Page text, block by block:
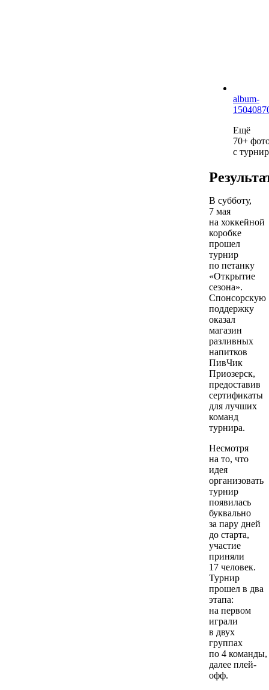
album-
Ещё
70+
с
В субботу,
7 мая
на хоккейной
коробке
прошел
турнир
по петанку
«Открытие
сезона».
Спонсорскую
поддержку
оказал
магазин
разливных
напитков
ПивЧик
Приозерск,
предоставив
сертификаты
для лучших
команд
турнира.
Несмотря
на то, что
идея
организовать
турнир
появилась
буквально
за пару дней
до старта,
участие
приняли
17 человек.
Турнир
прошел в два
этапа:
на первом
играли
в двух
группах
по 4 команды,
далее плей-
офф.